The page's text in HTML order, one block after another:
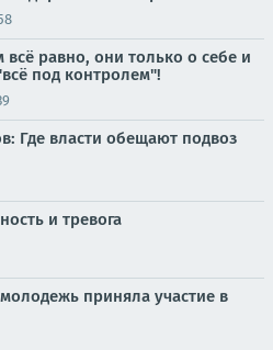
равно, они только о себе и
под контролем"!
Где власти обещают подвоз
и тревога
приняла участие в